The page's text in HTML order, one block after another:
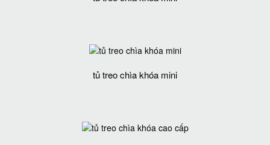
tủ treo chìa khóa mini